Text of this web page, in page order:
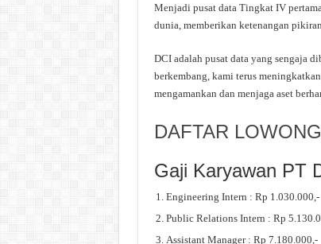
Menjadi pusat data Tingkat IV
dunia, memberikan ketenangan
DCI adalah pusat data yang sengaja
berkembang, kami terus
mengamankan dan menjaga aset
DAFTAR
Gaji Karyawan PT
Engineering Intern : Rp 1.030.000,-
Public Relations Intern : Rp
Assistant Manager : Rp 7.180.000,-